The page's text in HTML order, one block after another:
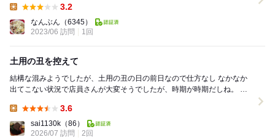
3.2
なんぶん （6345）
2023/06 訪問
1回
土用の丑を控えて
結構な混みようでしたが、土用の丑の日の前日なので仕方なし なかなか
出てこない状況で店員さんが大変そうでしたが、時期が時期だしね。 う
3.6
sai1130k （86）
2026/07 訪問
2回